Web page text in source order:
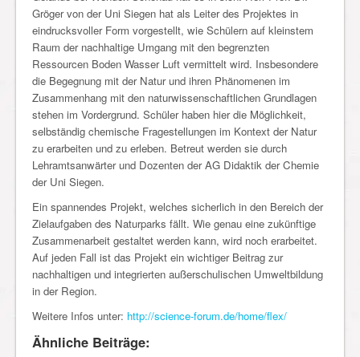
Gröger von der Uni Siegen hat als Leiter des Projektes in
eindrucksvoller Form vorgestellt, wie Schülern auf kleinstem
Raum der nachhaltige Umgang mit den begrenzten
Ressourcen Boden Wasser Luft vermittelt wird. Insbesondere
die Begegnung mit der Natur und ihren Phänomenen im
Zusammenhang mit den naturwissenschaftlichen Grundlagen
stehen im Vordergrund. Schüler haben hier die Möglichkeit,
selbständig chemische Fragestellungen im Kontext der Natur
zu erarbeiten und zu erleben. Betreut werden sie durch
Lehramtsanwärter und Dozenten der AG Didaktik der Chemie
der Uni Siegen.
Ein spannendes Projekt, welches sicherlich in den Bereich der
Zielaufgaben des Naturparks fällt. Wie genau eine zukünftige
Zusammenarbeit gestaltet werden kann, wird noch erarbeitet.
Auf jeden Fall ist das Projekt ein wichtiger Beitrag zur
nachhaltigen und integrierten außerschulischen Umweltbildung
in der Region.
Weitere Infos unter: http://science-forum.de/home/flex/
Ähnliche Beiträge: